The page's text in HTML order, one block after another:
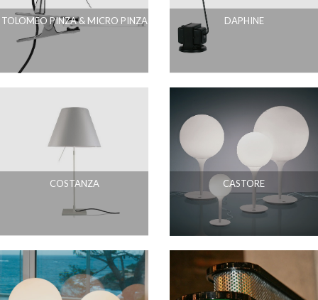
TOLOMEO PINZA & MICRO PINZA DAPHINE
COSTANZA CASTORE